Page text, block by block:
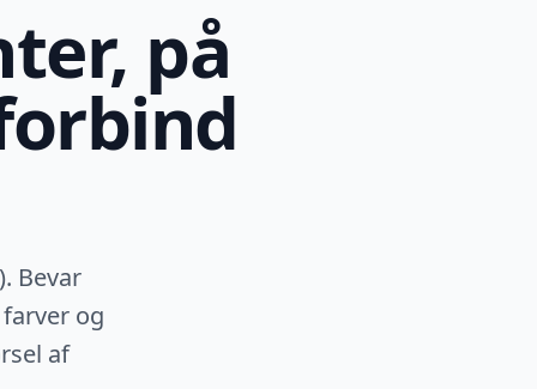
på
Bevar
og
af